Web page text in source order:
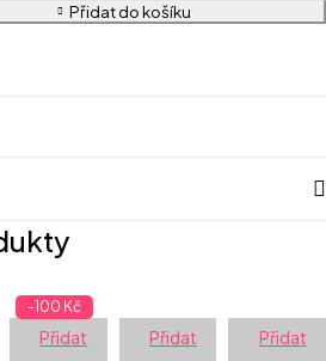
Přidat do košíku
-100 Kč
Přidat Přidat Přidat